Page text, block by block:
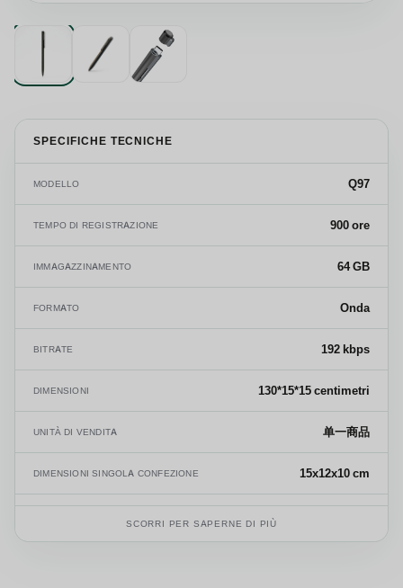
SPECIFICHE TECNICHE
MODELLO Q97
TEMPO DI REGISTRAZIONE 900 ore
IMMAGAZZINAMENTO 64 GB
FORMATO Onda
BITRATE 192 kbps
DIMENSIONI 130*15*15 centimetri
UNITÀ DI VENDITA 单一商品
DIMENSIONI SINGOLA CONFEZIONE 15x12x10 cm
SCORRI PER SAPERNE DI PIÙ